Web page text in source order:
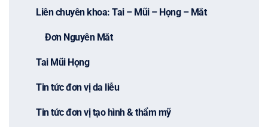
Liên chuyên khoa: Tai – Mũi – Họng – Mắt
Đơn Nguyên Mắt
Tai Mũi Họng
Tin tức đơn vị da liễu
Tin tức đơn vị tạo hình & thẩm mỹ